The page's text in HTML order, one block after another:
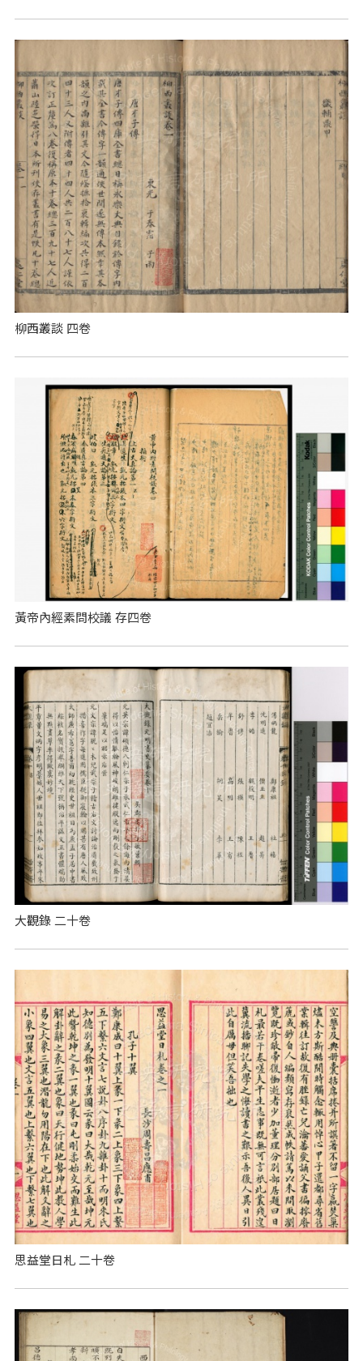
柳西叢談 四卷
黃帝內經素問校議 存四卷
大觀錄 二十卷
思益堂日札 二十卷